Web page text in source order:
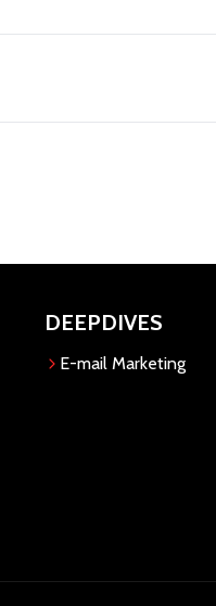
DEEPDIVES
E-mail Marketing